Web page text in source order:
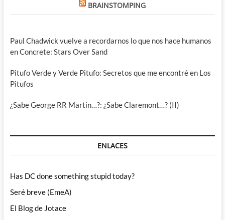
BRAINSTOMPING
Paul Chadwick vuelve a recordarnos lo que nos hace humanos
en Concrete: Stars Over Sand
Pitufo Verde y Verde Pitufo: Secretos que me encontré en Los
Pitufos
¿Sabe George RR Martin…?: ¿Sabe Claremont…? (II)
ENLACES
Has DC done something stupid today?
Seré breve (EmeA)
El Blog de Jotace